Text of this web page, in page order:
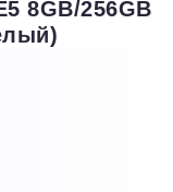
8GB/256GB